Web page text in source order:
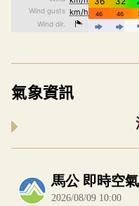
氣象資訊
內嵌空氣品質小工